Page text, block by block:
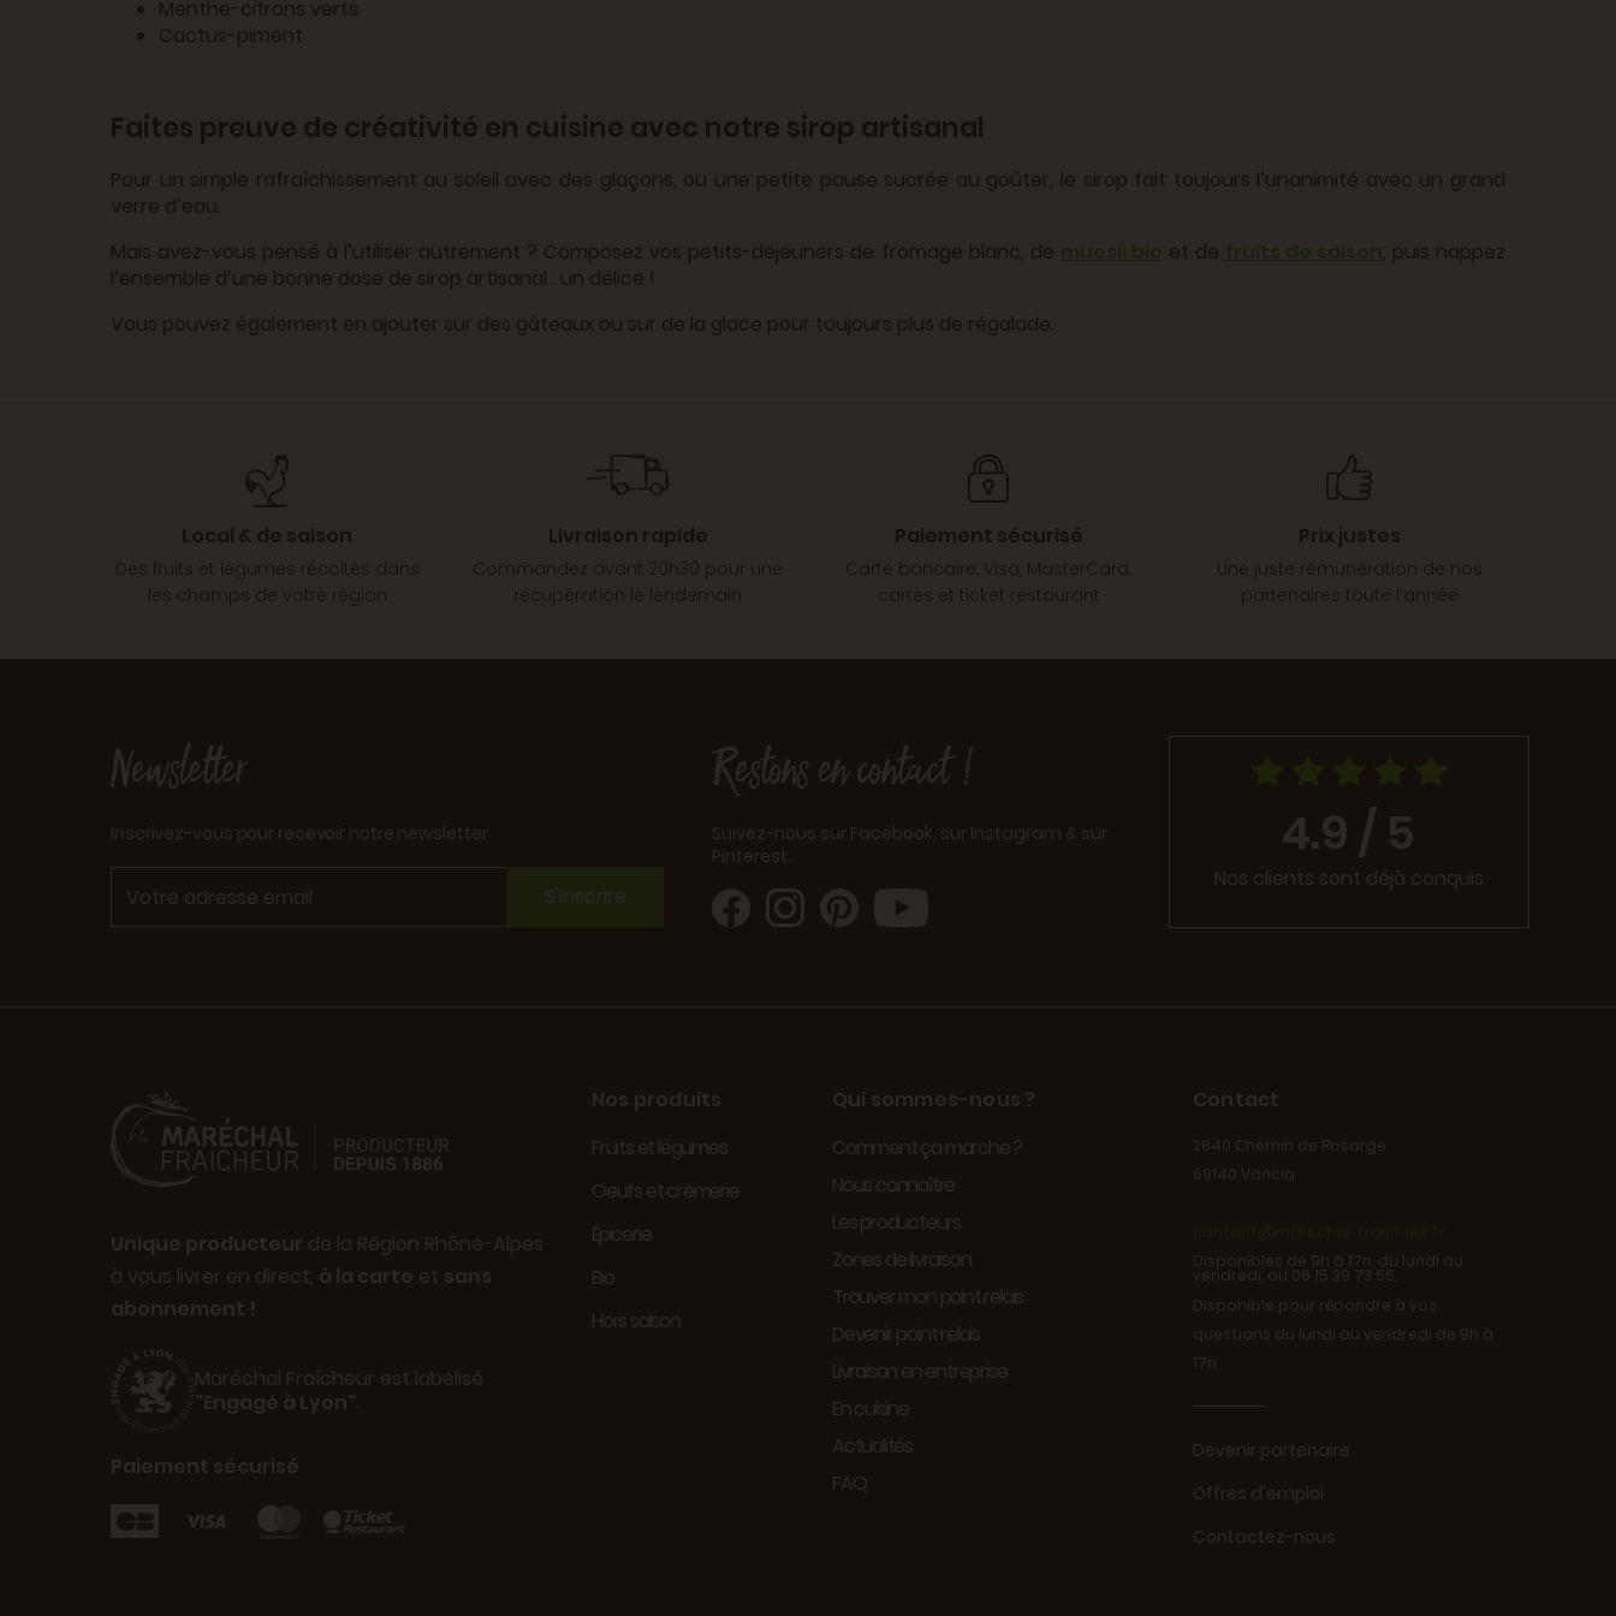
Menthe-citrons verts
Cactus-piment
Faites preuve de créativité en cuisine avec notre sirop artisanal
Pour un simple rafraîchissement au soleil avec des glaçons, ou une petite pause sucrée au goûter, le sirop fait toujours l’unanimité avec un grand
verre d’eau.
Mais avez-vous pensé à l’utiliser autrement ? Composez vos petits-déjeuners de fromage blanc, de muesli bio et de fruits de saison, puis nappez
l’ensemble d’une bonne dose de sirop artisanal : un délice !
Vous pouvez également en ajouter sur des gâteaux ou sur de la glace pour toujours plus de régalade.
Local & de saison
Des fruits et légumes récoltés dans
les champs de votre région
Livraison rapide
Commandez avant 20h30 pour une
récupération le lendemain
Paiement sécurisé
Carte bancaire, Visa, MasterCard,
cartes et ticket restaurant
Prix justes
Une juste rémunération de nos
partenaires toute l’année
Newsletter
Inscrivez-vous pour recevoir notre newsletter
S'inscrire
Restons en contact !
Suivez-nous sur Facebook, sur Instagram & sur
Pinterest.
4.9 / 5
Nos clients sont déjà conquis
Unique producteur de la Région Rhône-Alpes
à vous livrer en direct, à la carte et sans
abonnement !
Maréchal Fraîcheur est labelisé
"Engagé à Lyon".
Paiement sécurisé
Nos produits
Fruits et légumes
Oeufs et crèmerie
Épicerie
Bio
Hors saison
Qui sommes-nous ?
Comment ça marche ?
Nous connaître
Les producteurs
Zones de livraison
Trouver mon point relais
Devenir point relais
Livraison en entreprise
En cuisine
Actualités
FAQ
Contact
2840 Chemin de Rosarge
69140 Vancia
Disponibles de 9h à 17h, du lundi au
vendredi, au 06 15 39 73 66.
Disponible pour répondre à vos
questions du lundi au vendredi de 9h à
17h.
Devenir partenaire
Offres d'emploi
Contactez-nous